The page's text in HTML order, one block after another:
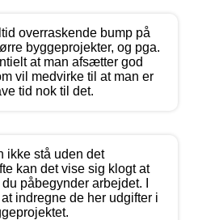
overraskende bump på
byggeprojekter, og pga.
at man afsætter god
vil medvirke til at man er
tid nok til det.
ikke stå uden det
kan det vise sig klogt at
påbegynder arbejdet. I
indregne de her udgifter i